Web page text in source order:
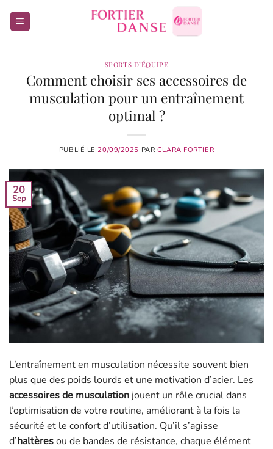
SPORTS D’ÉQUIPE
Comment choisir ses accessoires de
musculation pour un entraînement
optimal ?
PUBLIÉ LE20/09/2025 PAR CLARA FORTIER
20
Sep
L’entraînement en musculation nécessite souvent bien
plus que des poids lourds et une motivation d’acier. Les
accessoires de musculation jouent un rôle crucial dans
l’optimisation de votre routine, améliorant à la fois la
sécurité et le confort d’utilisation. Qu’il s’agisse
d’haltèresou de bandes de résistance, chaque élément